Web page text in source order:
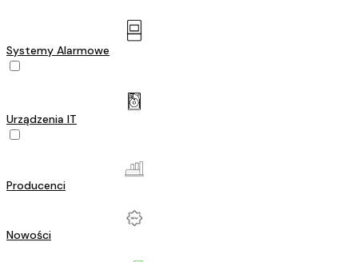
Systemy Alarmowe
Urządzenia IT
Producenci
Nowości